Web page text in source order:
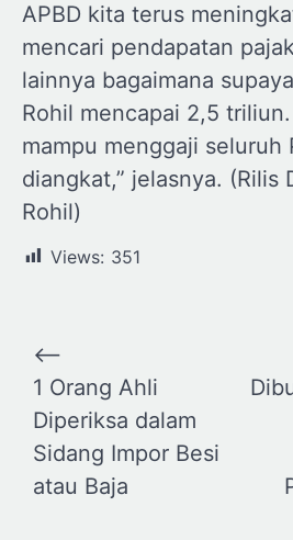
APBD kita terus
mencari pendapatan
lainnya bagaimana
Rohil mencapai 2,5
mampu menggaji seluruh
diangkat,” jelasnya. (Rilis
Rohil)
Views: 351
Navigasi
pos
⟵
1 Orang Ahli
Diperiksa dalam
Sidang Impor Besi
atau Baja